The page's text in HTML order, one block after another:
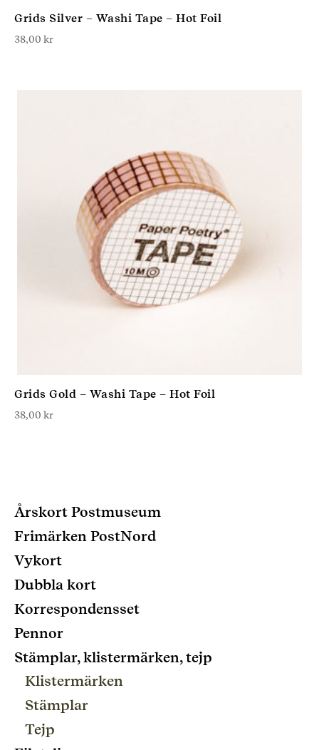
Grids Silver – Washi Tape – Hot Foil
38,00 kr
Grids Gold – Washi Tape – Hot Foil
38,00 kr
Årskort Postmuseum
Frimärken PostNord
Vykort
Dubbla kort
Korrespondensset
Pennor
Stämplar, klistermärken, tejp
Klistermärken
Stämplar
Tejp